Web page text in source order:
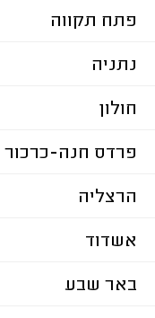
פתח תקווה
נתניה
חולון
פרדס חנה-כרכור
הרצליה
אשדוד
באר שבע